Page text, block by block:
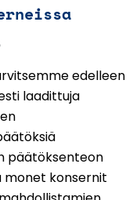
edelleen
laadittuja
päätöksenteon
monet konsernit